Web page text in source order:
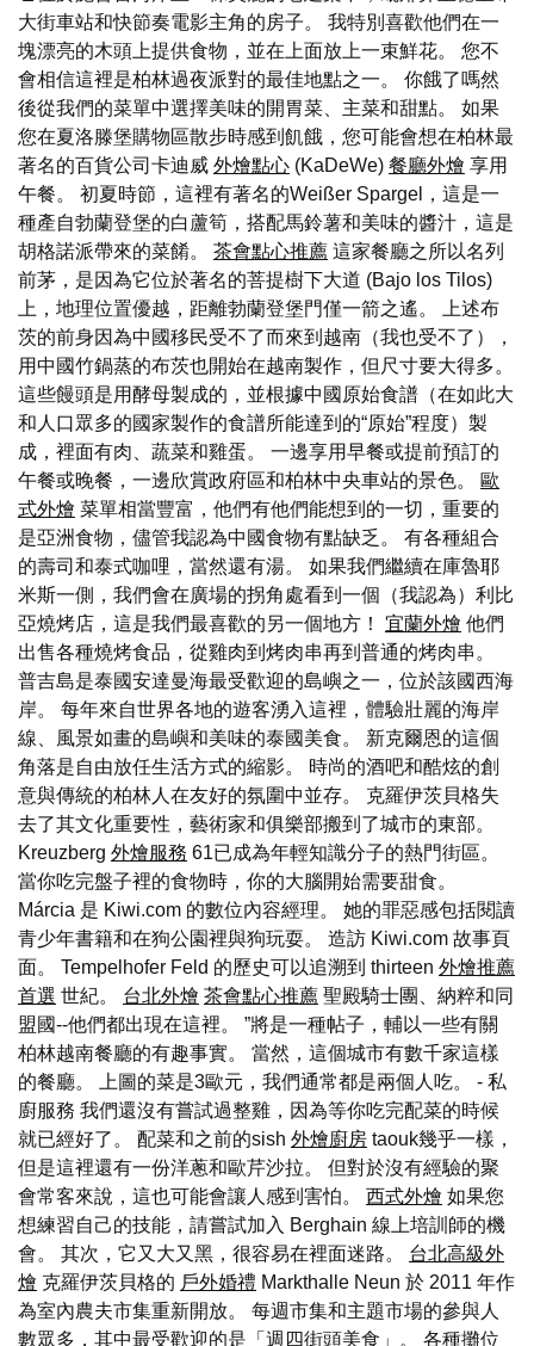
大街車站和快節奏電影主角的房子。 我特別喜歡他們在一
塊漂亮的木頭上提供食物，並在上面放上一束鮮花。 您不
會相信這裡是柏林過夜派對的最佳地點之一。 你餓了嗎然
後從我們的菜單中選擇美味的開胃菜、主菜和甜點。 如果
您在夏洛滕堡購物區散步時感到飢餓，您可能會想在柏林最
著名的百貨公司卡迪威 外燴點心 (KaDeWe) 餐廳外燴 享用
午餐。 初夏時節，這裡有著名的Weißer Spargel，這是一
種產自勃蘭登堡的白蘆筍，搭配馬鈴薯和美味的醬汁，這是
胡格諾派帶來的菜餚。 茶會點心推薦 這家餐廳之所以名列
前茅，是因為它位於著名的菩提樹下大道 (Bajo los Tilos)
上，地理位置優越，距離勃蘭登堡門僅一箭之遙。 上述布
茨的前身因為中國移民受不了而來到越南（我也受不了），
用中國竹鍋蒸的布茨也開始在越南製作，但尺寸要大得多。
這些饅頭是用酵母製成的，並根據中國原始食譜（在如此大
和人口眾多的國家製作的食譜所能達到的“原始”程度）製
成，裡面有肉、蔬菜和雞蛋。 一邊享用早餐或提前預訂的
午餐或晚餐，一邊欣賞政府區和柏林中央車站的景色。
歐
式外燴 菜單相當豐富，他們有他們能想到的一切，重要的
是亞洲食物，儘管我認為中國食物有點缺乏。 有各種組合
的壽司和泰式咖哩，當然還有湯。 如果我們繼續在庫魯耶
米斯一側，我們會在廣場的拐角處看到一個（我認為）利比
亞燒烤店，這是我們最喜歡的另一個地方！ 宜蘭外燴 他們
出售各種燒烤食品，從雞肉到烤肉串再到普通的烤肉串。
普吉島是泰國安達曼海最受歡迎的島嶼之一，位於該國西海
岸。 每年來自世界各地的遊客湧入這裡，體驗壯麗的海岸
線、風景如畫的島嶼和美味的泰國美食。 新克爾恩的這個
角落是自由放任生活方式的縮影。 時尚的酒吧和酷炫的創
意與傳統的柏林人在友好的氛圍中並存。 克羅伊茨貝格失
去了其文化重要性，藝術家和俱樂部搬到了城市的東部。
Kreuzberg 外燴服務 61已成為年輕知識分子的熱門街區。
當你吃完盤子裡的食物時，你的大腦開始需要甜食。
Márcia 是 Kiwi.com 的數位內容經理。 她的罪惡感包括閱讀
青少年書籍和在狗公園裡與狗玩耍。 造訪 Kiwi.com 故事頁
面。 Tempelhofer Feld 的歷史可以追溯到 thirteen 外燴推薦
首選 世紀。 台北外燴 茶會點心推薦 聖殿騎士團、納粹和同
盟國--他們都出現在這裡。 ”將是一種帖子，輔以一些有關
柏林越南餐廳的有趣事實。 當然，這個城市有數千家這樣
的餐廳。 上圖的菜是3歐元，我們通常都是兩個人吃。 - 私
廚服務 我們還沒有嘗試過整雞，因為等你吃完配菜的時候
就已經好了。 配菜和之前的sish 外燴廚房 taouk幾乎一樣，
但是這裡還有一份洋蔥和歐芹沙拉。 但對於沒有經驗的聚
會常客來說，這也可能會讓人感到害怕。 西式外燴 如果您
想練習自己的技能，請嘗試加入 Berghain 線上培訓師的機
會。 其次，它又大又黑，很容易在裡面迷路。 台北高級外
燴 克羅伊茨貝格的 戶外婚禮 Markthalle Neun 於 2011 年作
為室內農夫市集重新開放。 每週市集和主題市場的參與人
數眾多，其中最受歡迎的是「週四街頭美食」。 各種攤位